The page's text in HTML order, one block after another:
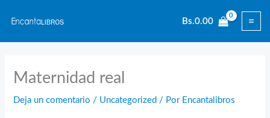
contenido
Bs.0.00
Maternidad real
Deja un comentario / Uncategorized / Por Encantalibros